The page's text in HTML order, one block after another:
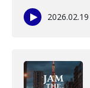
2026.02.19